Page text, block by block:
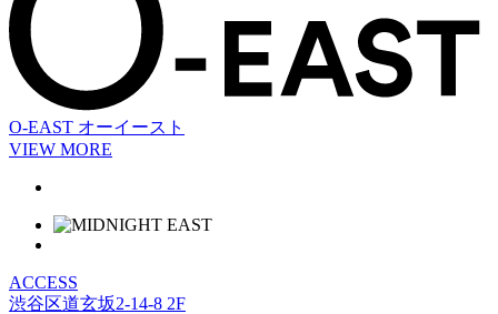
O-EAST オーイースト
VIEW MORE
ACCESS
渋谷区道玄坂2-14-8 2F